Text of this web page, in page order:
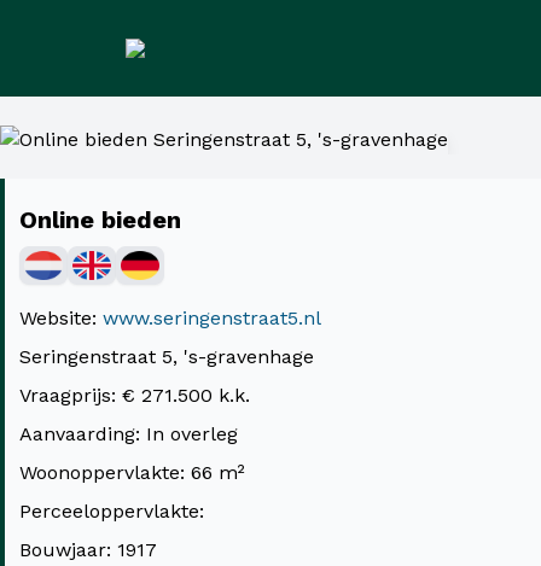
Online bieden
Website: www.seringenstraat5.nl
Seringenstraat 5, 's-gravenhage
Vraagprijs: € 271.500 k.k.
Aanvaarding: In overleg
Woonoppervlakte: 66 m²
Perceeloppervlakte:
Bouwjaar: 1917